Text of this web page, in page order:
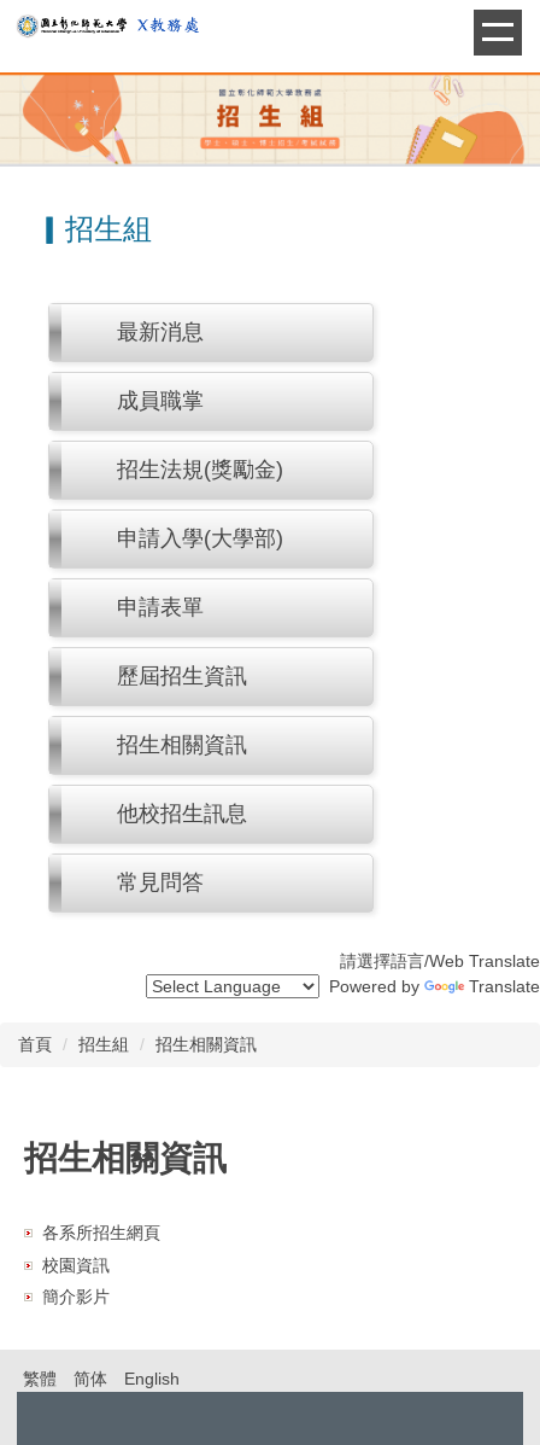
跳
到
要
內
區
▎招生組
最新消息
成員職掌
招生法規(獎勵金)
申請入學(大學部)
申請表單
歷屆招生資訊
招生相關資訊
他校招生訊息
常見問答
請選擇語言/Web Translate
Powered by
Translate
首頁 招生組 招生相關資訊
招生相關資訊
各系所招生網頁
校園資訊
簡介影片
繁體 简体 English